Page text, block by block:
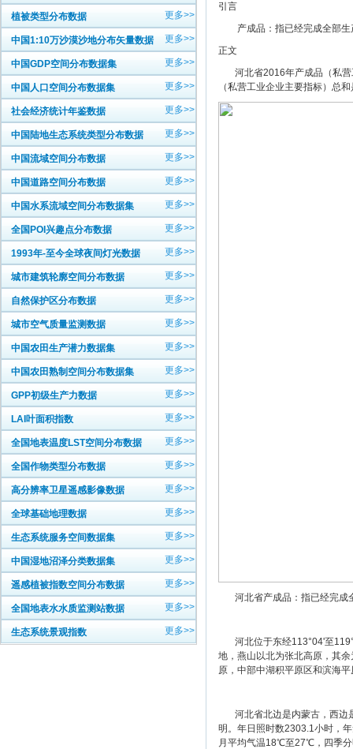
植被类型分布数据 更多>>
中国1:10万沙漠沙地分布矢量数据 更多>>
中国GDP空间分布数据集 更多>>
中国人口空间分布数据集 更多>>
社会经济统计年鉴数据 更多>>
中国陆地生态系统类型分布数据 更多>>
中国流域空间分布数据 更多>>
中国道路空间分布数据 更多>>
中国水系流域空间分布数据集 更多>>
全国POI兴趣点分布数据 更多>>
1993年-至今全球夜间灯光数据 更多>>
城市建筑轮廓空间分布数据 更多>>
自然保护区分布数据 更多>>
城市空气质量监测数据 更多>>
中国农田生产潜力数据集 更多>>
中国农田熟制空间分布数据集 更多>>
GPP初级生产力数据 更多>>
LAI叶面积指数 更多>>
全国地表温度LST空间分布数据 更多>>
全国作物类型分布数据 更多>>
高分辨率卫星遥感影像数据 更多>>
全球基础地理数据 更多>>
生态系统服务空间数据集 更多>>
中国湿地沼泽分类数据集 更多>>
遥感植被指数空间分布数据 更多>>
全国地表水水质监测站数据 更多>>
生态系统景观指数 更多>>
引言
产成品：指已经完成全部生
正文
河北省2016年产成品（私营
（私营工业企业主要指标）总
河北省产成品：指已经完成
河北位于东经113°04'至
地，燕山以北为张北高原，其
原，中部中湖积平原区和滨海
河北省北边是内蒙古，西边
明。年日照时数2303.1小时，
月平均气温18℃至27℃，四季